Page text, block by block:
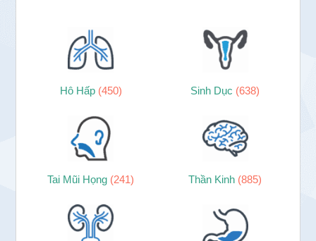
Hô Hấp (450) Sinh Dục (638)
Tai Mũi Họng (241) Thần Kinh (885)